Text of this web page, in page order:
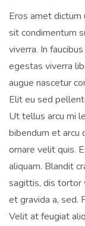
Eros amet dictum
sit condimentum
viverra. In
egestas viverra
augue nascetur
Elit eu sed
Ut tellus arcu mi
bibendum et arcu
ornare velit quis.
aliquam. Blandit
sagittis, dis tortor
et gravida a, sed.
Velit at feugiat